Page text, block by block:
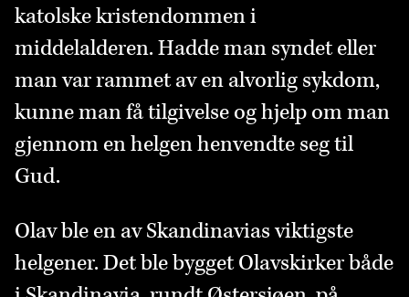
katolske kristendommen i
middelalderen. Hadde man syndet eller
man var rammet av en alvorlig sykdom,
kunne man få tilgivelse og hjelp om man
gjennom en helgen henvendte seg til
Gud.
Olav ble en av Skandinavias viktigste
helgener. Det ble bygget Olavskirker både